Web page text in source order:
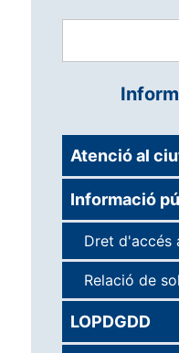
Atenció al
Informació
Dret d'accés
Relació de
LOPDGDD